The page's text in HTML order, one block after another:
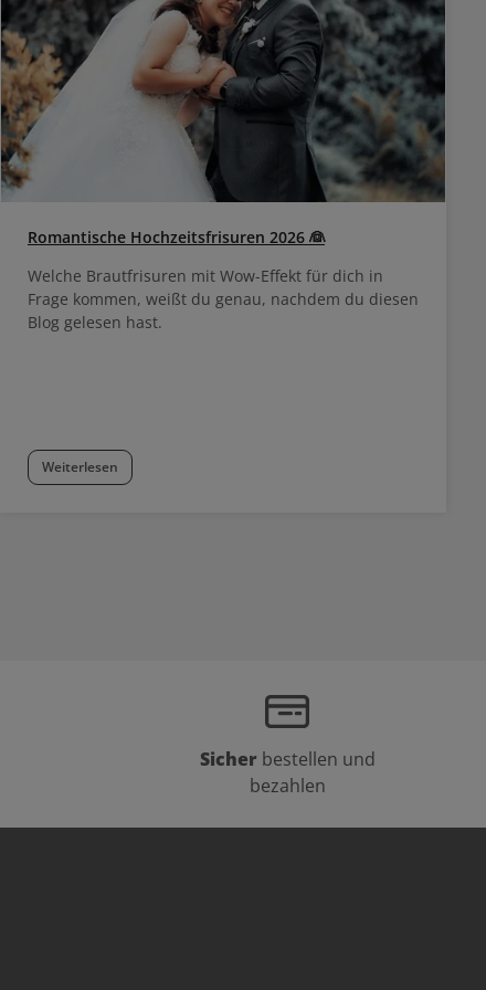
Romantische Hochzeitsfrisuren 2026 👰
Welche Brautfrisuren mit Wow-Effekt für dich in
Frage kommen, weißt du genau, nachdem du diesen
Blog gelesen hast.
Weiterlesen
Sicher bestellen und
bezahlen